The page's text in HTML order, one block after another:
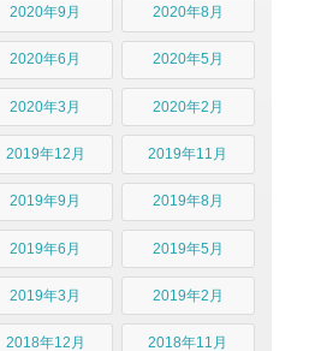
2020年9月 2020年8月
2020年6月 2020年5月
2020年3月 2020年2月
2019年12月 2019年11月
2019年9月 2019年8月
2019年6月 2019年5月
2019年3月 2019年2月
2018年12月 2018年11月